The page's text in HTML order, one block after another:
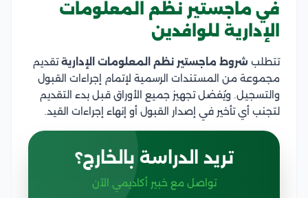
في ماجستير نظم المعلومات
الإدارية للوافدين
تتطلب شروط ماجستير نظم المعلومات الإداريةتقديم
مجموعة من المستندات الرسمية لإتمام إجراءات القبول
والتسجيل. ويُفضل تجهيز جميع الأوراق قبل بدء التقديم
لتجنب أي تأخير في إصدار القبول أو إنهاء إجراءات القيد.
تريد الدراسة بالخارج؟
تواصل مع خبير أكاديمي الآن